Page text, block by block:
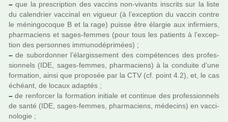
– que la pres­crip­tion des vac­cins non-vivants ins­crits sur la liste
du calen­drier vac­ci­nal en vigueur (à l’excep­tion du vaccin contre
le ménin­go­co­que B et la rage) puisse être élargie aux infir­miers,
phar­ma­ciens et sages-femmes (pour tous les patients à l’excep­
tion des per­son­nes immu­no­dé­pri­mées) ;
– de subor­don­ner l’élargissement des com­pé­ten­ces des pro­fes­
sion­nels (IDE, sages-femmes, phar­ma­ciens) à la conduite d’une
for­ma­tion, ainsi que pro­po­sée par la CTV (cf. point 4.2), et, le cas
échéant, de locaux adap­tés ;
– de ren­for­cer la for­ma­tion ini­tiale et conti­nue des pro­fes­sion­nels
de santé (IDE, sages-femmes, phar­ma­ciens, méde­cins) en vac­ci­
no­lo­gie ;